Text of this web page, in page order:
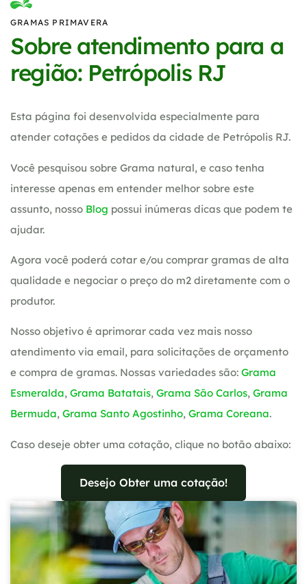
GRAMAS PRIMAVERA
Sobre atendimento para a
região: Petrópolis RJ
Esta página foi desenvolvida especialmente para
atender cotações e pedidos da cidade de Petrópolis RJ.
Você pesquisou sobre Grama natural, e caso tenha
interesse apenas em entender melhor sobre este
assunto, nosso Blog possui inúmeras dicas que podem te
ajudar.
Agora você poderá cotar e/ou comprar gramas de alta
qualidade e negociar o preço do m2 diretamente com o
produtor.
Nosso objetivo é aprimorar cada vez mais nosso
atendimento via email, para solicitações de orçamento
e compra de gramas. Nossas variedades são: Grama
Esmeralda, Grama Batatais, Grama São Carlos, Grama
Bermuda, Grama Santo Agostinho, Grama Coreana.
Caso deseje obter uma cotação, clique no botão abaixo:
Desejo Obter uma cotação!